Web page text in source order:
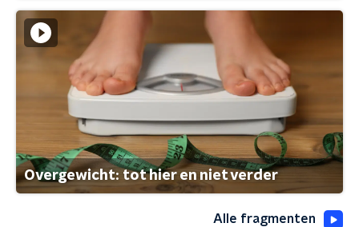
Overgewicht: tot hier en niet verder
Alle fragmenten